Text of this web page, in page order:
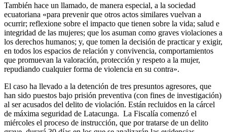
También hace un llamado, de manera especial, a la sociedad
ecuatoriana «para prevenir que otros actos similares vuelvan a
ocurrir; reflexione sobre el impacto que tienen sobre la vida; salud e
integridad de las mujeres; que los asuman como graves violaciones a
los derechos humanos; y, que tomen la decisión de practicar y exigir,
en todos los espacios de relación y convivencia, comportamientos
que promuevan la valoración, protección y respeto a la mujer,
repudiando cualquier forma de violencia en su contra».
El caso ha llevado a la detención de tres presuntos agresores, que
han sido puestos bajo prisión preventiva (con fines de investigación)
al ser acusados del delito de violación. Están recluidos en la cárcel
de máxima seguridad de Latacunga. La Fiscalía comenzó el
miércoles el proceso de instrucción, que por tratarse de un delito